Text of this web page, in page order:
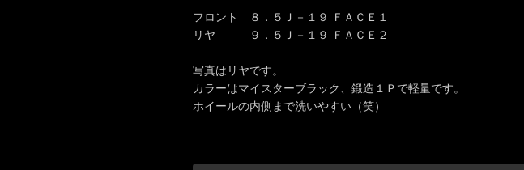
フロント ８．５Ｊ－１９ ＦＡＣＥ１
リヤ ９．５Ｊ－１９ ＦＡＣＥ２
写真はリヤです。
カラーはマイスターブラック、鍛造１Ｐで軽量です。
ホイールの内側まで洗いやすい（笑）